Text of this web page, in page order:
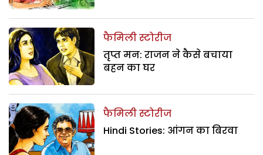
फैमिली स्टोरीज
तृप्त मन: राजन ने कैसे बचाया
बहन का घर
फैमिली स्टोरीज
Hindi Stories: आंगन का बिरवा